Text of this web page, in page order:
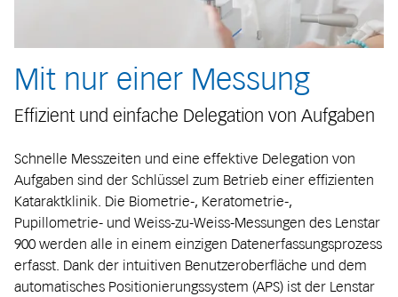
Mit nur einer Messung
Effizient und einfache Delegation von Aufgaben
Schnelle Messzeiten und eine effektive Delegation von
Aufgaben sind der Schlüssel zum Betrieb einer effizienten
Kataraktklinik. Die Biometrie-, Keratometrie-,
Pupillometrie- und Weiss-zu-Weiss-Messungen des Lenstar
900 werden alle in einem einzigen Datenerfassungsprozess
erfasst. Dank der intuitiven Benutzeroberfläche und dem
automatisches Positionierungssystem (APS) ist der Lenstar